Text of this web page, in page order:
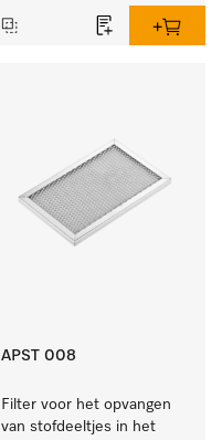
APST 008
Filter voor het opvangen
van stofdeeltjes in het